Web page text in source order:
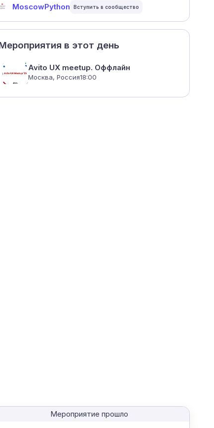
MoscowPython
в этот день
Avito UX meetup. Оффлайн
Москва, Россия18:00
Мероприятие прошло